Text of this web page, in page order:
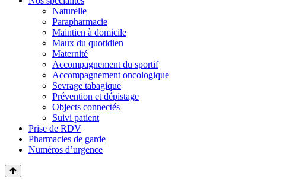
Naturelle
Parapharmacie
Maintien à domicile
Maux du quotidien
Maternité
Accompagnement du sportif
Accompagnement oncologique
Sevrage tabagique
Prévention et dépistage
Objects connectés
Suivi patient
Prise de RDV
Pharmacies de garde
Numéros d’urgence